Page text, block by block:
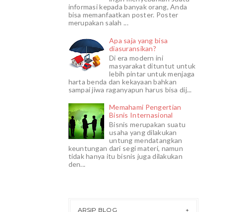
informasi kepada banyak orang, Anda
bisa memanfaatkan poster. Poster
merupakan salah ...
Apa saja yang bisa
diasuransikan?
Di era modern ini
masyarakat dituntut untuk
lebih pintar untuk menjaga
harta benda dan kekayaan bahkan
sampai jiwa raganyapun harus bisa dij...
Memahami Pengertian
Bisnis Internasional
Bisnis merupakan suatu
usaha yang dilakukan
untung mendatangkan
keuntungan dari segi materi, namun
tidak hanya itu bisnis juga dilakukan
den...
ARSIP BLOG